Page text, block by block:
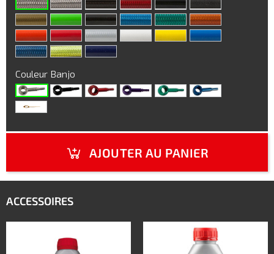
Couleur Banjo
AJOUTER AU PANIER
ACCESSOIRES